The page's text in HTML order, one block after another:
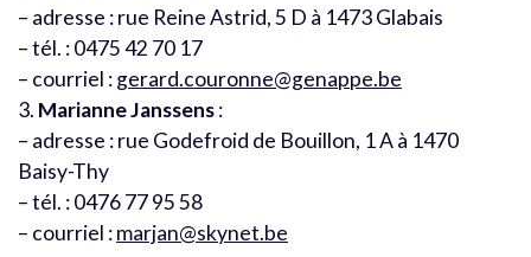
– adresse : rue Reine Astrid, 5 D à 1473 Glabais
– tél. : 0475 42 70 17
– courriel :gerard.couronne@genappe.be
3. Marianne Janssens:
– adresse : rue Godefroid de Bouillon, 1 A à 1470
Baisy-Thy
– tél. : 0476 77 95 58
– courriel :marjan@skynet.be